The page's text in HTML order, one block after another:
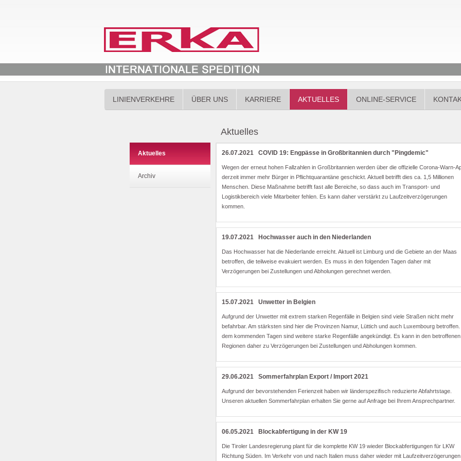
LINIENVERKEHRE ÜBER UNS KARRIERE AKTUELLES ONLINE-SERVICE
Aktuelles
Aktuelles
Archiv
26.07.2021 COVID 19: Engpässe in Großbritannien durch "Pingdemic"
Wegen der erneut hohen Fallzahlen in Großbritannien werden über die offizielle Corona-Warn-
derzeit immer mehr Bürger in Pflichtquarantäne geschickt. Aktuell betrifft dies ca. 1,5 Millionen
Menschen. Diese Maßnahme betrifft fast alle Bereiche, so dass auch im Transport- und
Logistikbereich viele Mitarbeiter fehlen. Es kann daher verstärkt zu Laufzeitverzögerungen
kommen.
19.07.2021 Hochwasser auch in den Niederlanden
Das Hochwasser hat die Niederlande erreicht. Aktuell ist Limburg und die Gebiete an der Maas
betroffen, die teilweise evakuiert werden. Es muss in den folgenden Tagen daher mit
Verzögerungen bei Zustellungen und Abholungen gerechnet werden.
15.07.2021 Unwetter in Belgien
Aufgrund der Unwetter mit extrem starken Regenfälle in Belgien sind viele Straßen nicht mehr
befahrbar. Am stärksten sind hier die Provinzen Namur, Lüttich und auch Luxembourg betroffen.
dem kommenden Tagen sind weitere starke Regenfälle angekündigt. Es kann in den betroffenen
Regionen daher zu Verzögerungen bei Zustellungen und Abholungen kommen.
29.06.2021 Sommerfahrplan Export / Import 2021
Aufgrund der bevorstehenden Ferienzeit haben wir länderspezifisch reduzierte Abfahrtstage.
Unseren aktuellen Sommerfahrplan erhalten Sie gerne auf Anfrage bei Ihrem Ansprechpartner.
06.05.2021 Blockabfertigung in der KW 19
Die Tiroler Landesregierung plant für die komplette KW 19 wieder Blockabfertigungen für LKW
Richtung Süden. Im Verkehr von und nach Italien muss daher wieder mit Laufzeitverzögerungen